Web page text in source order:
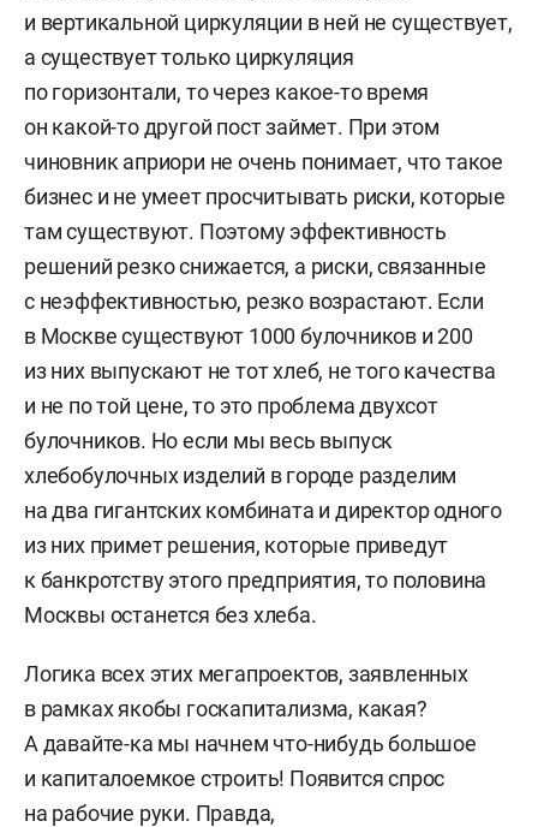
и вертикальной циркуляции в ней не существует,
а существует только циркуляция
по горизонтали, то через какое-то время
он какой-то другой пост займет. При этом
чиновник априори не очень понимает, что такое
бизнес и не умеет просчитывать риски, которые
там существуют. Поэтому эффективность
решений резко снижается, а риски, связанные
с неэффективностью, резко возрастают. Если
в Москве существуют 1000 булочников и 200
из них выпускают не тот хлеб, не того качества
и не по той цене, то это проблема двухсот
булочников. Но если мы весь выпуск
хлебобулочных изделий в городе разделим
на два гигантских комбината и директор одного
из них примет решения, которые приведут
к банкротству этого предприятия, то половина
Москвы останется без хлеба.
Логика всех этих мегапроектов, заявленных
в рамках якобы госкапитализма, какая?
А давайте-ка мы начнем что-нибудь большое
и капиталоемкое строить! Появится спрос
на рабочие руки. Правда,